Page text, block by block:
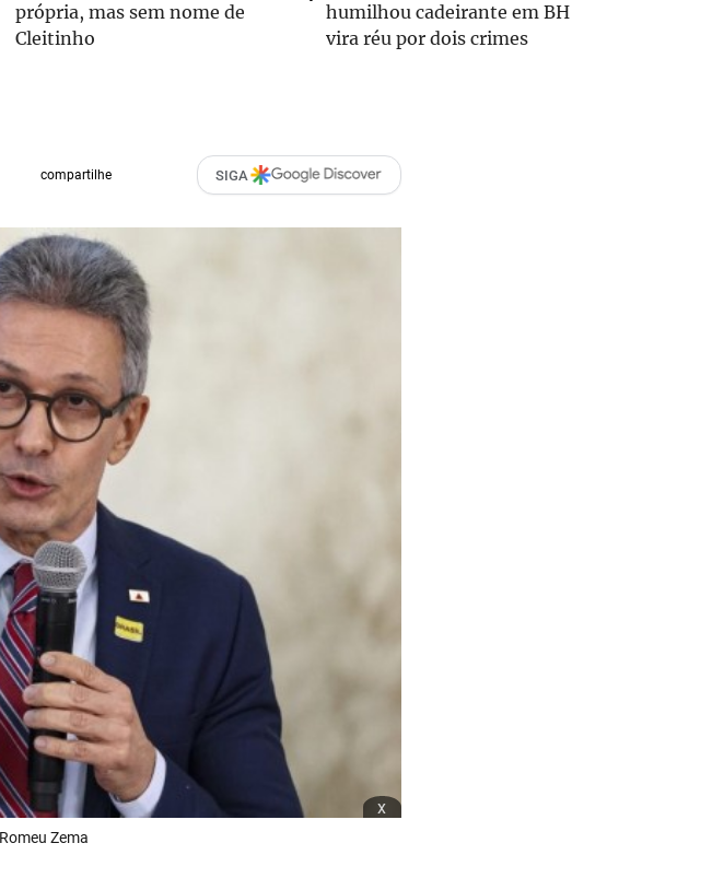
própria, mas sem nome de
Cleitinho
humilhou cadeirante em BH
vira réu por dois crimes
compartilhe SIGA
x
Zema